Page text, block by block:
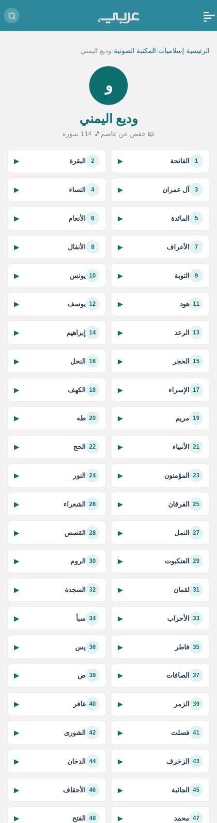
الرئيسية‹ إسلاميات‹ المكتبة الصوتية‹وديع اليمني
و
وديع اليمني
📖 حفص عن عاصم 🎵 114 سورة
1 الفاتحة ▶
2 البقرة ▶
3 آل عمران ▶
4 النساء ▶
5 المائدة ▶
6 الأنعام ▶
7 الأعراف ▶
8 الأنفال ▶
9 التوبة ▶
10 يونس ▶
11 هود ▶
12 يوسف ▶
13 الرعد ▶
14 إبراهيم ▶
15 الحجر ▶
16 النحل ▶
17 الإسراء ▶
18 الكهف ▶
19 مريم ▶
20 طه ▶
21 الأنبياء ▶
22 الحج ▶
23 المؤمنون ▶
24 النور ▶
25 الفرقان ▶
26 الشعراء ▶
27 النمل ▶
28 القصص ▶
29 العنكبوت ▶
30 الروم ▶
31 لقمان ▶
32 السجدة ▶
33 الأحزاب ▶
34 سبأ ▶
35 فاطر ▶
36 يس ▶
37 الصافات ▶
38 ص ▶
39 الزمر ▶
40 غافر ▶
41 فصلت ▶
42 الشورى ▶
43 الزخرف ▶
44 الدخان ▶
45 الجاثية ▶
46 الأحقاف ▶
47 محمد ▶
48 الفتح ▶